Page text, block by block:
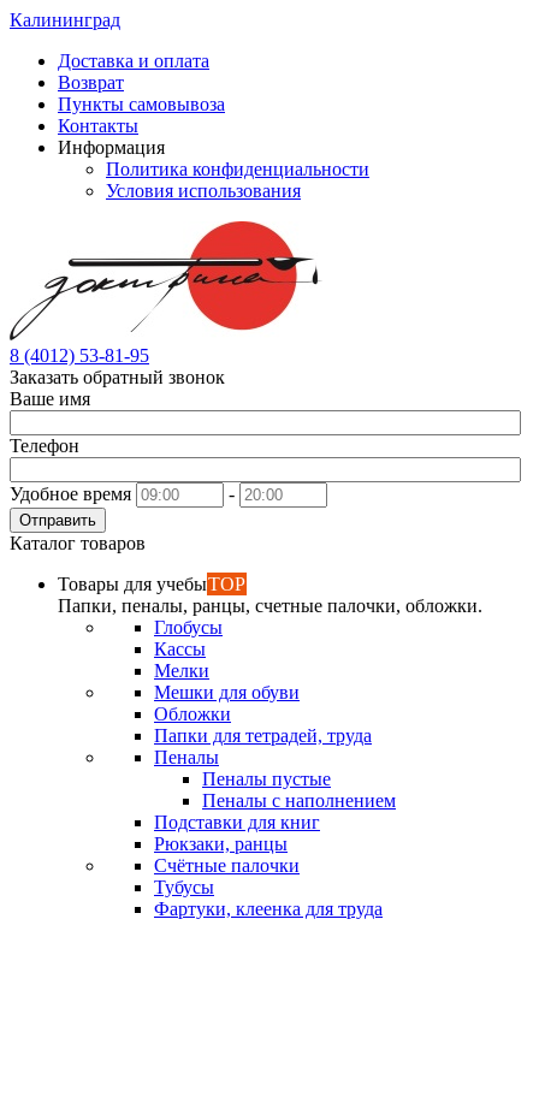
Калининград
Доставка и оплата
Возврат
Пункты самовывоза
Контакты
Информация
Политика конфиденциальности
Условия использования
8 (4012) 53-81-95
Заказать обратный звонок
Ваше имя
Телефон
Удобное время -
Отправить
Каталог товаров
Товары для учебыTOP
Папки, пеналы, ранцы, счетные палочки, обложки.
Глобусы
Кассы
Мелки
Мешки для обуви
Обложки
Папки для тетрадей, труда
Пеналы
Пеналы пустые
Пеналы с наполнением
Подставки для книг
Рюкзаки, ранцы
Счётные палочки
Тубусы
Фартуки, клеенка для труда